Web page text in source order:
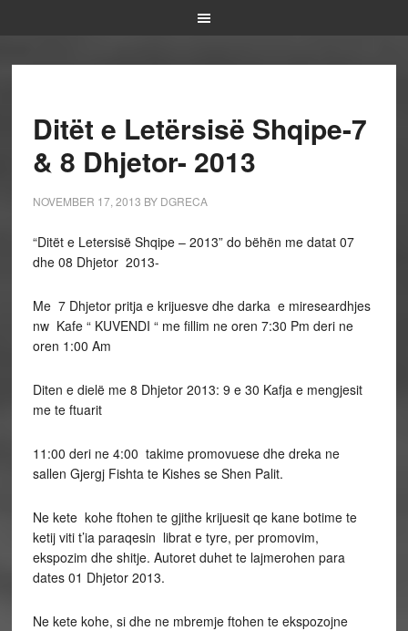
Ditët e Letërsisë Shqipe-7
& 8 Dhjetor- 2013
NOVEMBER 17, 2013 BY DGRECA
“Ditët e Letersisë Shqipe – 2013” do bëhën me datat 07
dhe 08 Dhjetor 2013-
Me 7 Dhjetor pritja e krijuesve dhe darka e mireseardhjes
nw Kafe “ KUVENDI “ me fillim ne oren 7:30 Pm deri ne
oren 1:00 Am
Diten e dielë me 8 Dhjetor 2013: 9 e 30 Kafja e mengjesit
me te ftuarit
11:00 deri ne 4:00 takime promovuese dhe dreka ne
sallen Gjergj Fishta te Kishes se Shen Palit.
Ne kete kohe ftohen te gjithe krijuesit qe kane botime te
ketij viti t’ia paraqesin librat e tyre, per promovim,
ekspozim dhe shitje. Autoret duhet te lajmerohen para
dates 01 Dhjetor 2013.
Ne kete kohe, si dhe ne mbremje ftohen te ekspozojne